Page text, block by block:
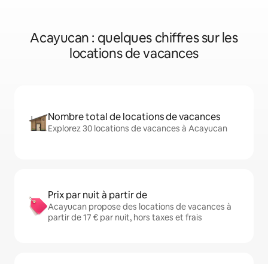
Acayucan : quelques chiffres sur les
locations de vacances
Nombre total de locations de vacances
Explorez 30 locations de vacances à Acayucan
Prix par nuit à partir de
Acayucan propose des locations de vacances à
partir de 17 € par nuit, hors taxes et frais